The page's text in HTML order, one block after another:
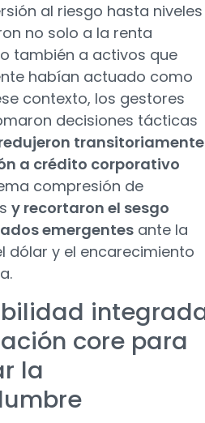
al riesgo hasta niveles
no solo a la renta
también a activos que
habían actuado como
contexto, los gestores
decisiones tácticas
transitoriamente
a crédito corporativo
compresión de
y recortaron el sesgo
emergentes ante la
dólar y el encarecimiento
core para
la